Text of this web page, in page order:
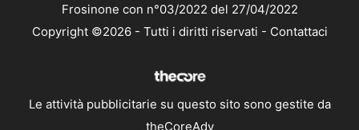
Frosinone con n°03/2022 del 27/04/2022
Copyright ©2026 - Tutti i diritti riservati - Contattaci
Le attività pubblicitarie su questo sito sono gestite da
theCoreAdv